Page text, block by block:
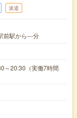
派遣
前駅から---分
20:30（実働7時間